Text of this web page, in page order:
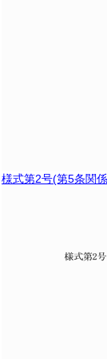
様式第2号(第5条関